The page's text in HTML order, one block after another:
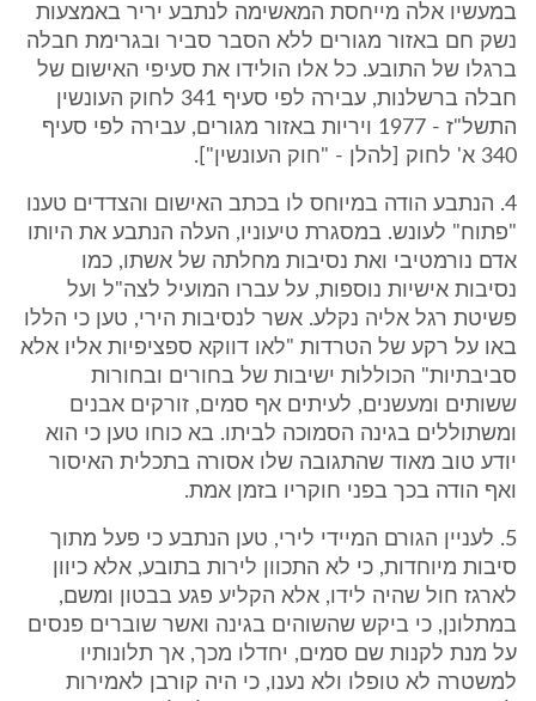
במעשיו אלה מייחסת המאשימה לנתבע יריר באמצעות
נשק חם באזור מגורים ללא הסבר סביר ובגרימת חבלה
ברגלו של התובע. כל אלו הולידו את סעיפי האישום של
חבלה ברשלנות, עבירה לפי סעיף 341 לחוק העונשין
התשל"ז - 1977 ויריות באזור מגורים, עבירה לפי סעיף
340 א' לחוק [להלן - "חוק העונשין"].
4. הנתבע הודה במיוחס לו בכתב האישום והצדדים טענו
"פתוח" לעונש. במסגרת טיעוניו, העלה הנתבע את היותו
אדם נורמטיבי ואת נסיבות מחלתה של אשתו, כמו
נסיבות אישיות נוספות, על עברו המועיל לצה"ל ועל
פשיטת רגל אליה נקלע. אשר לנסיבות הירי, טען כי הללו
באו על רקע של הטרדות "לאו דווקא ספציפיות אליו אלא
סביבתיות" הכוללות ישיבות של בחורים ובחורות
ששותים ומעשנים, לעיתים אף סמים, זורקים אבנים
ומשתוללים בגינה הסמוכה לביתו. בא כוחו טען כי הוא
יודע טוב מאוד שהתגובה שלו אסורה בתכלית האיסור
ואף הודה בכך בפני חוקריו בזמן אמת.
5. לעניין הגורם המיידי לירי, טען הנתבע כי פעל מתוך
סיבות מיוחדות, כי לא התכוון לירות בתובע, אלא כיוון
לארגז חול שהיה לידו, אלא הקליע פגע בבטון ומשם,
במתלונן, כי ביקש שהשוהים בגינה ואשר שוברים פנסים
על מנת לקנות שם סמים, יחדלו מכך, אך תלונותיו
למשטרה לא טופלו ולא נענו, כי היה קורבן לאמירות